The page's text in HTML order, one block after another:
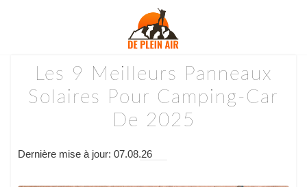
Les 9 Meilleurs Panneaux
Solaires Pour Camping-Car
De 2025
Dernière mise à jour: 07.08.26